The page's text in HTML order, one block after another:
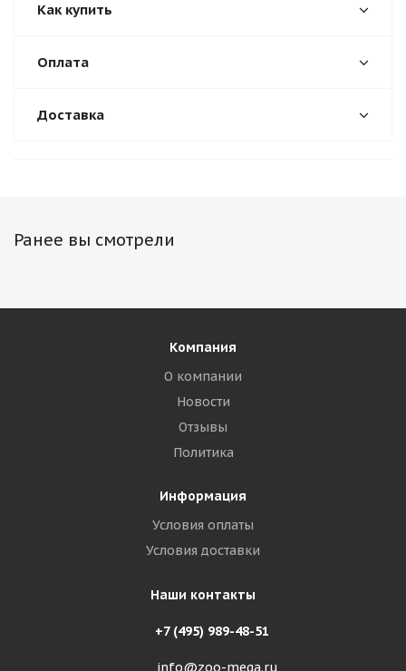
Как купить
Оплата
Доставка
Ранее вы смотрели
Компания
О компании
Новости
Отзывы
Политика
Информация
Условия оплаты
Условия доставки
Наши контакты
+7 (495) 989-48-51
info@zoo-mega.ru